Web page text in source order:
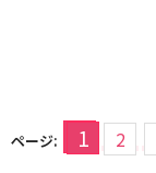
ページ: 1 2